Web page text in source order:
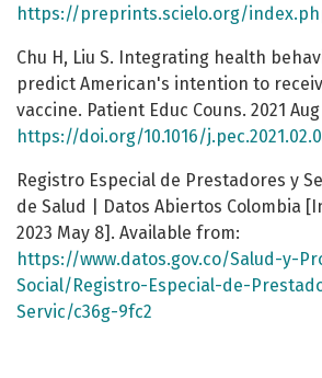
https://preprints.scielo.org/index.php/
Chu H, Liu S. Integrating health
predict American's intention to
vaccine. Patient Educ Couns. 2021 Aug
https://doi.org/10.1016/
Registro Especial de Prestadores y
de Salud | Datos Abiertos Colombia
2023 May 8]. Available from:
https://www.datos.gov.co/Salud-y-
Social/Registro-Especial-de-
Servic/c36g-9fc2